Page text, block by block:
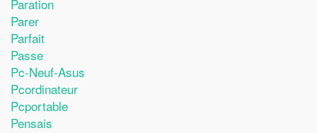
Paration
Parer
Parfait
Passe
Pc-Neuf-Asus
Pcordinateur
Pcportable
Pensais